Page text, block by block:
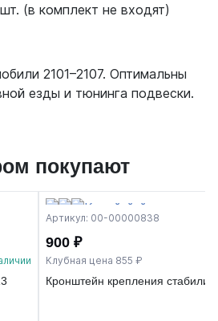
(в комплект не входят)
2101–2107. Оптимальны
езды и тюнинга подвески.
покупают
Артикул: 00-00000838
900 ₽
Клубная цена 855 ₽
Кронштейн крепления